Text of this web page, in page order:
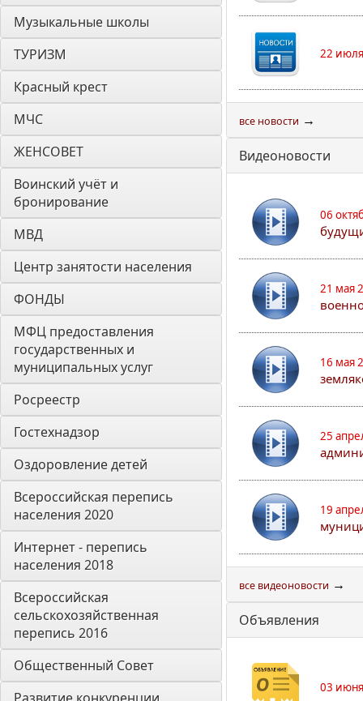
Музыкальные школы
ТУРИЗМ
Красный крест
МЧС
ЖЕНСОВЕТ
Воинский учёт и
бронирование
МВД
Центр занятости населения
ФОНДЫ
МФЦ предоставления
государственных и
муниципальных услуг
Росреестр
Гостехнадзор
Оздоровление детей
Всероссийская перепись
населения 2020
Интернет - перепись
населения 2018
Всероссийская
сельскохозяйственная
перепись 2016
Общественный Совет
22
все новости →
Видеоновости
06
21 мая
16 мая
25
19
все видеоновости →
Объявления
03